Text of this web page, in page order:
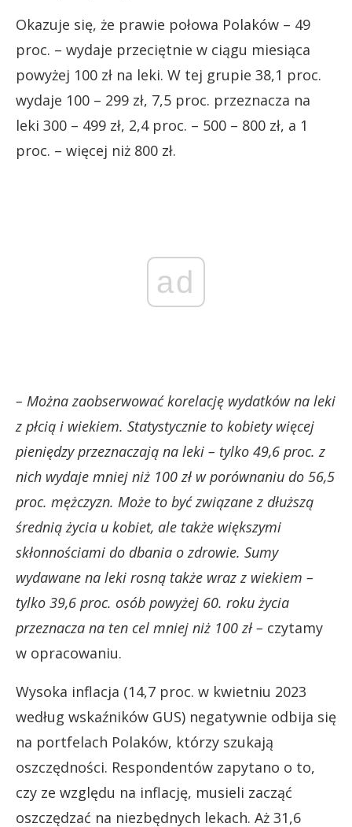
Okazuje się, że prawie połowa Polaków – 49
proc. – wydaje przeciętnie w ciągu miesiąca
powyżej 100 zł na leki. W tej grupie 38,1 proc.
wydaje 100 – 299 zł, 7,5 proc. przeznacza na
leki 300 – 499 zł, 2,4 proc. – 500 – 800 zł, a 1
proc. – więcej niż 800 zł.
ad
– Można zaobserwować korelację wydatków na leki
z płcią i wiekiem. Statystycznie to kobiety więcej
pieniędzy przeznaczają na leki – tylko 49,6 proc. z
nich wydaje mniej niż 100 zł w porównaniu do 56,5
proc. mężczyzn. Może to być związane z dłuższą
średnią życia u kobiet, ale także większymi
skłonnościami do dbania o zdrowie. Sumy
wydawane na leki rosną także wraz z wiekiem –
tylko 39,6 proc. osób powyżej 60. roku życia
przeznacza na ten cel mniej niż 100 zł – czytamy
w opracowaniu.
Wysoka inflacja (14,7 proc. w kwietniu 2023
według wskaźników GUS) negatywnie odbija się
na portfelach Polaków, którzy szukają
oszczędności. Respondentów zapytano o to,
czy ze względu na inflację, musieli zacząć
oszczędzać na niezbędnych lekach. Aż 31,6